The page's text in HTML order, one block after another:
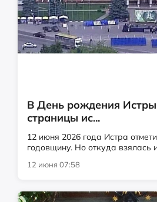
В День рождения
страницы ис...
12 июня 2026 года Истра
годовщину. Но откуда взялась
12 июня 07:58